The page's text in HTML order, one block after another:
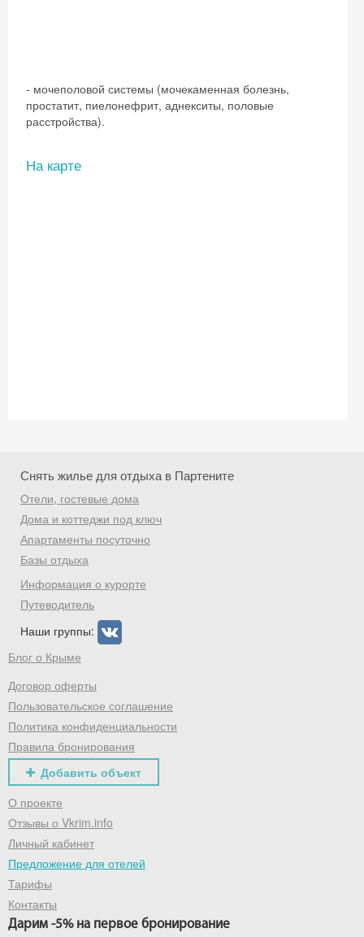
- мочеполовой системы (мочекаменная болезнь,
простатит, пиелонефрит, аднекситы, половые
расстройства).
На карте
Снять жилье для отдыха в Партените
Отели, гостевые дома
Дома и коттеджи под ключ
Апартаменты посуточно
Базы отдыха
Информация о курорте
Путеводитель
Наши группы:
Блог о Крыме
Договор оферты
Пользовательское соглашение
Политика конфиденциальности
Правила бронирования
Добавить объект
О проекте
Отзывы о Vkrim.info
Личный кабинет
Предложение для отелей
Тарифы
Контакты
Дарим -5% на первое бронирование